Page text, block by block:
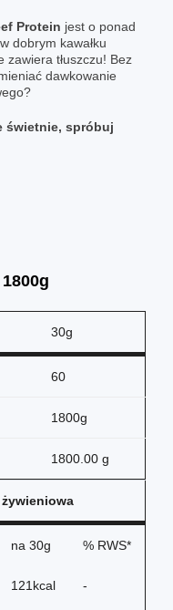
Protein jest o ponad
dobrym kawałku
zawiera tłuszczu! Bez
dawkowanie
świetnie, spróbuj
30g
60
1800g
1800.00 g
na 30g % RWS*
121kcal -